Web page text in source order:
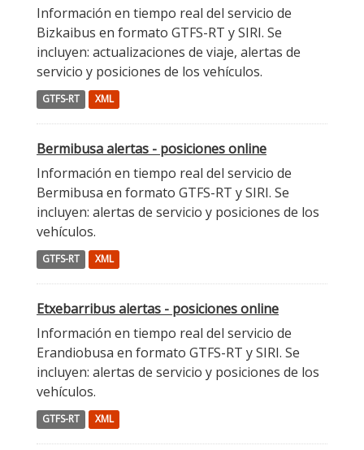
Información en tiempo real del servicio de
Bizkaibus en formato GTFS-RT y SIRI. Se
incluyen: actualizaciones de viaje, alertas de
servicio y posiciones de los vehículos.
GTFS-RT XML
Bermibusa alertas - posiciones online
Información en tiempo real del servicio de
Bermibusa en formato GTFS-RT y SIRI. Se
incluyen: alertas de servicio y posiciones de los
vehículos.
GTFS-RT XML
Etxebarribus alertas - posiciones online
Información en tiempo real del servicio de
Erandiobusa en formato GTFS-RT y SIRI. Se
incluyen: alertas de servicio y posiciones de los
vehículos.
GTFS-RT XML